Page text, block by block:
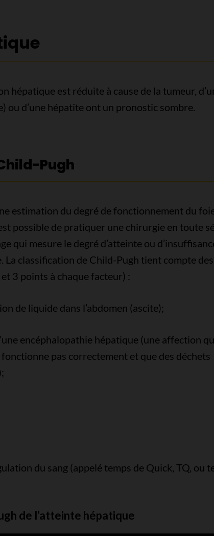
hépatique est réduite à cause de la tumeur,
ou d’une hépatite ont un pronostic sombre.
Pugh
estimation du degré de fonctionnement du
possible de pratiquer une chirurgie en toute
qui mesure le degré d’atteinte ou
La classification de Child-Pugh tient compte
3 points à chaque facteur) :
de liquide dans l’abdomen (ascite);
encéphalopathie hépatique (une affection
pas correctement et que des déchets
du sang (appelé temps de Quick, TQ, ou
de l’atteinte hépatique